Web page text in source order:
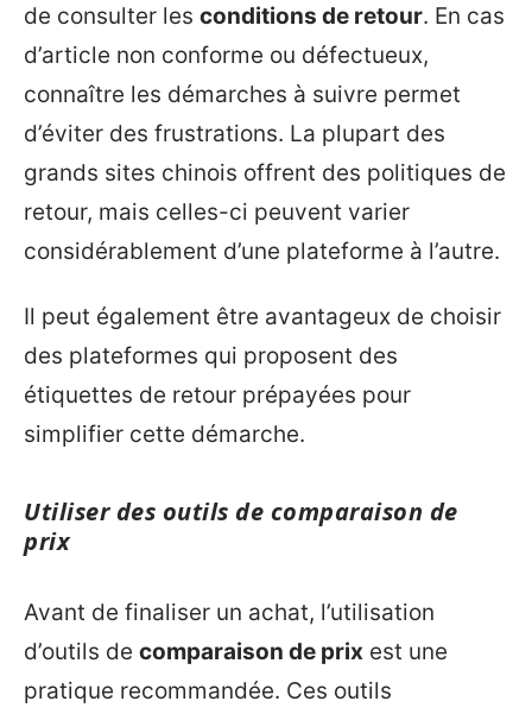
de consulter les conditions de retour. En cas
d’article non conforme ou défectueux,
connaître les démarches à suivre permet
d’éviter des frustrations. La plupart des
grands sites chinois offrent des politiques de
retour, mais celles-ci peuvent varier
considérablement d’une plateforme à l’autre.
Il peut également être avantageux de choisir
des plateformes qui proposent des
étiquettes de retour prépayées pour
simplifier cette démarche.
Utiliser des outils de comparaison de
prix
Avant de finaliser un achat, l’utilisation
d’outils de comparaison de prix est une
pratique recommandée. Ces outils